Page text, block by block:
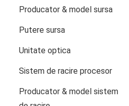
Producator & model sursa
Putere sursa
Unitate optica
Sistem de racire procesor
Producator & model sistem